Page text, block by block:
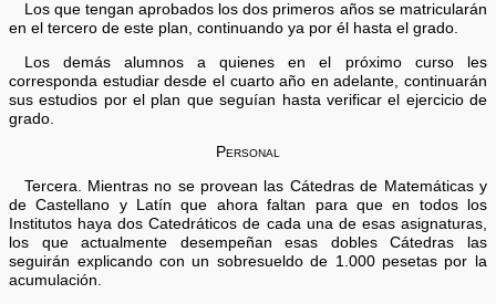
Los que tengan aprobados los dos primeros años se matricularán
en el tercero de este plan, continuando ya por él hasta el grado.
Los demás alumnos a quienes en el próximo curso les
corresponda estudiar desde el cuarto año en adelante, continuarán
sus estudios por el plan que seguían hasta verificar el ejercicio de
grado.
Personal
Tercera. Mientras no se provean las Cátedras de Matemáticas y
de Castellano y Latín que ahora faltan para que en todos los
Institutos haya dos Catedráticos de cada una de esas asignaturas,
los que actualmente desempeñan esas dobles Cátedras las
seguirán explicando con un sobresueldo de 1.000 pesetas por la
acumulación.